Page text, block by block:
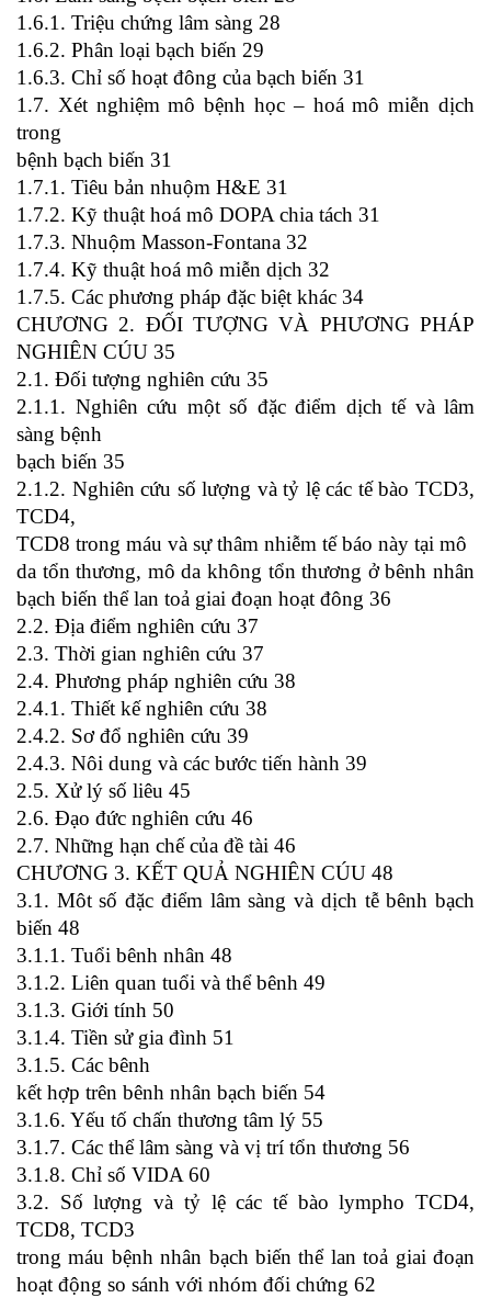
1.6.1. Triệu chứng lâm sàng 28
1.6.2. Phân loại bạch biến 29
1.6.3. Chỉ số hoạt đông của bạch biến 31
1.7. Xét nghiệm mô bệnh học – hoá mô miễn dịch
trong
bệnh bạch biến 31
1.7.1. Tiêu bản nhuộm H&E 31
1.7.2. Kỹ thuật hoá mô DOPA chia tách 31
1.7.3. Nhuộm Masson-Fontana 32
1.7.4. Kỹ thuật hoá mô miễn dịch 32
1.7.5. Các phương pháp đặc biệt khác 34
CHƯƠNG 2. ĐỐI TƯỢNG VÀ PHƯƠNG PHÁP
NGHIÊN CÚU 35
2.1. Đối tượng nghiên cứu 35
2.1.1. Nghiên cứu một số đặc điểm dịch tế và lâm
sàng bệnh
bạch biến 35
2.1.2. Nghiên cứu số lượng và tỷ lệ các tế bào TCD3,
TCD4,
TCD8 trong máu và sự thâm nhiễm tế báo này tại mô
da tổn thương, mô da không tổn thương ở bênh nhân
bạch biến thể lan toả giai đoạn hoạt đông 36
2.2. Địa điểm nghiên cứu 37
2.3. Thời gian nghiên cứu 37
2.4. Phương pháp nghiên cứu 38
2.4.1. Thiết kế nghiên cứu 38
2.4.2. Sơ đổ nghiên cứu 39
2.4.3. Nôi dung và các bước tiến hành 39
2.5. Xử lý số liêu 45
2.6. Đạo đức nghiên cứu 46
2.7. Những hạn chế của đề tài 46
CHƯƠNG 3. KẾT QUẢ NGHIÊN CÚU 48
3.1. Môt số đặc điểm lâm sàng và dịch tễ bênh bạch
biến 48
3.1.1. Tuổi bênh nhân 48
3.1.2. Liên quan tuổi và thể bênh 49
3.1.3. Giới tính 50
3.1.4. Tiền sử gia đình 51
3.1.5. Các bênh
kết hợp trên bênh nhân bạch biến 54
3.1.6. Yếu tố chấn thương tâm lý 55
3.1.7. Các thể lâm sàng và vị trí tổn thương 56
3.1.8. Chỉ số VIDA 60
3.2. Số lượng và tỷ lệ các tế bào lympho TCD4,
TCD8, TCD3
trong máu bệnh nhân bạch biến thể lan toả giai đoạn
hoạt động so sánh với nhóm đối chứng 62